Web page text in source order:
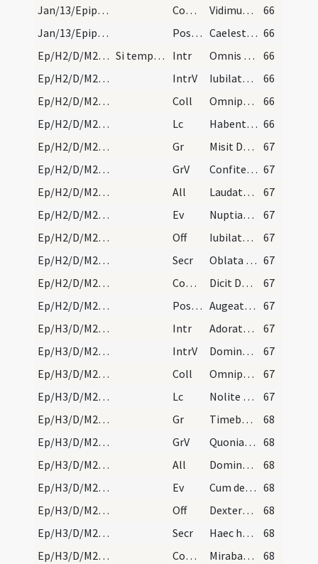
Jan/13/Epiphania (Octava)/M2/Mass Propers Comm Vidimus stellam eius
66
Jan/13/Epiphania (Octava)/M2/Mass Propers
Postcomm Caelesti lumine 66
Ep/H2/D/M2/Mass Propers
Si tempus breve fuerit a dominica prima post octa… Intr Omnis terra adoret te
66
Ep/H2/D/M2/Mass Propers
IntrV Iubilate Deo omnis terra
66
Ep/H2/D/M2/Mass Propers
Coll Omnipotens sempiterne Deus qui caelestia simul
66
Ep/H2/D/M2/Mass Propers
Lc Habentes donationes secundum gratiam 66
Ep/H2/D/M2/Mass Propers
Gr Misit Dominus verbum suum
67
Ep/H2/D/M2/Mass Propers
GrV Confiteantur Domino misericordiae eius 67
Ep/H2/D/M2/Mass Propers
All Laudate Deum omnes angeli eius
67
Ep/H2/D/M2/Mass Propers
Ev Nuptiae factae sunt in Chana Galilaeae
67
Ep/H2/D/M2/Mass Propers
Off Iubilate Deo universa terra
67
Ep/H2/D/M2/Mass Propers
Secr Oblata tibi Domine sanctifica nosque a peccatorum nostrorum maculis emunda. 67
Ep/H2/D/M2/Mass Propers
Comm Dicit Dominus implete hydrias aqua
67
Ep/H2/D/M2/Mass Propers
Postcomm Augeatur in nobis
67
Ep/H3/D/M2/Mass Propers
Intr Adorate Dominum
67
Ep/H3/D/M2/Mass Propers
IntrV Dominus regnavit exsultet terra
67
Ep/H3/D/M2/Mass Propers
Coll Omnipotens sempiterne Deus infirmitatem nostram
67
Ep/H3/D/M2/Mass Propers
Lc Nolite esse prudentes
67
Ep/H3/D/M2/Mass Propers
Gr Timebunt gentes
68
Ep/H3/D/M2/Mass Propers
GrV Quoniam aedificavit Dominus Sion
68
Ep/H3/D/M2/Mass Propers
All Dominus regnavit exsultet terra
68
Ep/H3/D/M2/Mass Propers
Ev Cum descendisset Iesus de monte 68
Ep/H3/D/M2/Mass Propers
Off Dextera Domini fecit virtutem
68
Ep/H3/D/M2/Mass Propers
Secr Haec hostia Domine quaesumus emundet nostra delicta
68
Ep/H3/D/M2/Mass Propers
Comm Mirabantur omnes
68